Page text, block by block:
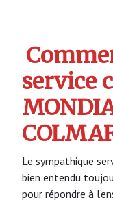
service
Le sympathique
bien entendu
pour répondre à